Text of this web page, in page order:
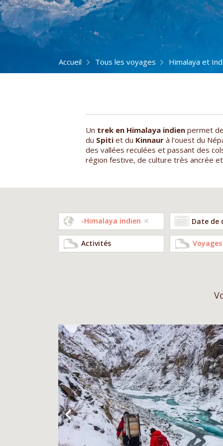
Accueil Tous les voyages Himalaya et
Un trek en Himalaya indien permet
du Spiti et du Kinnaur à l'ouest du
des vallées reculées et passant des
région festive, de culture très ancrée
-Himalaya indien
Activités